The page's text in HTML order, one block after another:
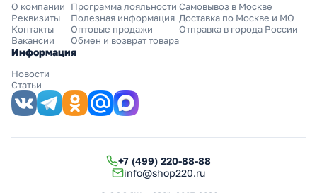
О компании
Реквизиты
Контакты
Вакансии
Программа лояльности
Полезная информация
Оптовые продажи
Обмен и возврат товара
Самовывоз в Москве
Доставка по Москве и МО
Отправка в города России
Информация
Новости
Статьи
+7 (499) 220-88-88
info@shop220.ru